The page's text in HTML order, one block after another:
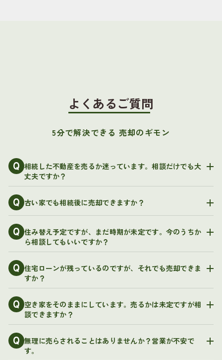
よくあるご質問
5分で解決できる 売却のギモン
Q 相続した不動産を売るか迷っています。相談だけでも大
丈夫ですか？
Q 古い家でも相続後に売却できますか？
Q 住み替え予定ですが、まだ時期が未定です。今のうちか
ら相談してもいいですか？
Q 住宅ローンが残っているのですが、それでも売却できま
すか？
Q 空き家をそのままにしています。売るかは未定ですが相
談できますか？
Q 無理に売らされることはありませんか？営業が不安で
す。